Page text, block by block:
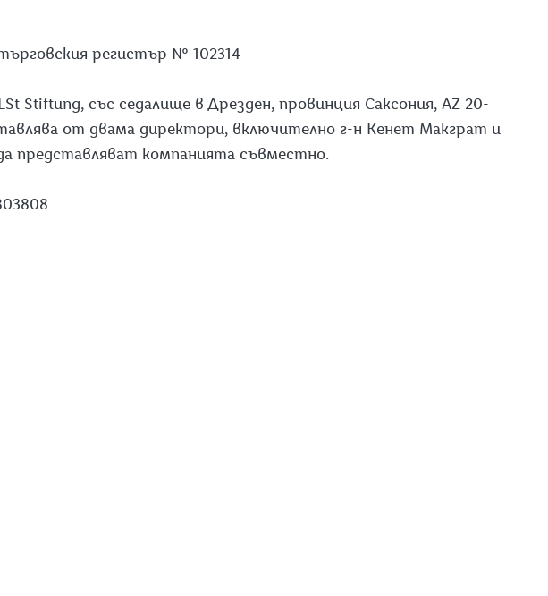
регистър № 102314
Stiftung, със седалище в Дрезден, провинция Саксония, AZ 20-
от двама директори, включително г-н Кенет Макграт и
представляват компанията съвместно.